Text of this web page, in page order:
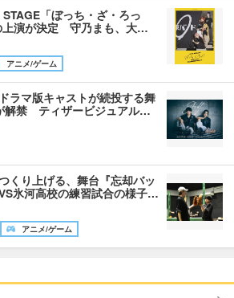
「ぼっち・ざ・ろっ
上演が決定 守乃まも、大…
アニメ/ゲーム
ラマ版キャストが続投する舞
解禁 ティザービジュアル…
くり上げる、舞台『忘却バッ
氷河高校の練習試合の様子…
アニメ/ゲーム